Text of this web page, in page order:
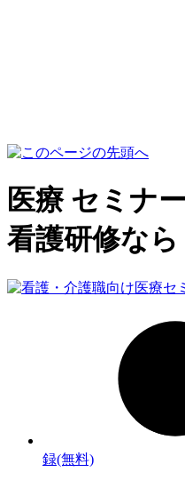
医療 セミナ
看護研修なら
録(無料)